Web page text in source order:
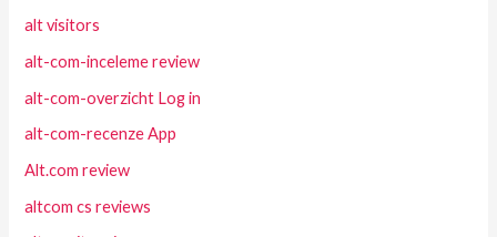
alt visitors
alt-com-inceleme review
alt-com-overzicht Log in
alt-com-recenze App
Alt.com review
altcom cs reviews